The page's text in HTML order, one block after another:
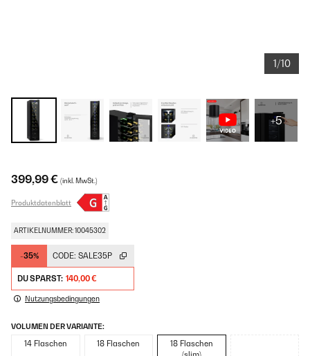
1/10
+5
399,99 € (inkl. MwSt.)
Produktdatenblatt
ARTIKELNUMMER: 10045302
-35% CODE: SALE35P
DU SPARST: 140,00 €
Nutzungsbedingungen
VOLUMEN DER VARIANTE:
14 Flaschen 18 Flaschen
18 Flaschen